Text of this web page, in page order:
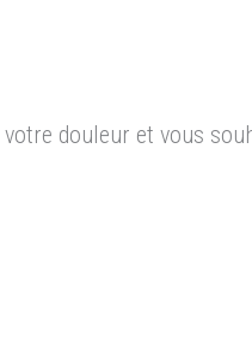
douleur et vous